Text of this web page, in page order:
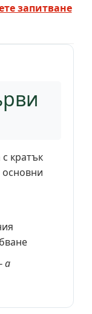
запитване
кратък
основни
а